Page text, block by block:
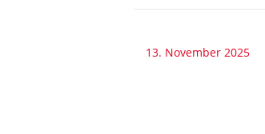
13. November 2025